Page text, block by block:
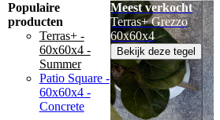
Populaire
producten
Terras+ -
60x60x4 -
Summer
Patio Square -
60x60x4 -
Concrete
Meest verkocht
Terras+ Grezzo
60x60x4
Bekijk deze tegel